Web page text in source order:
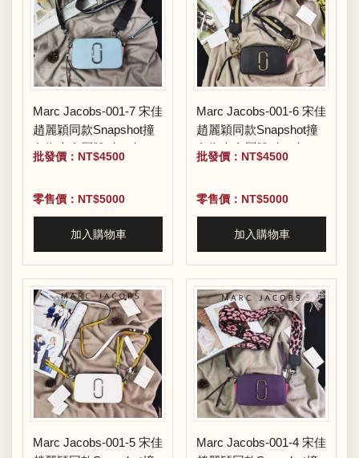
Marc Jacobs-001-7 宋佳
趙麗穎同款Snapshot撞
色復古金屬雙J扣D扣全
新電鍍Logo相機包
批發價：NT$4500
零售價：NT$5000
加入購物車
Marc Jacobs-001-6 宋佳
趙麗穎同款Snapshot撞
色復古金屬雙J扣D扣全
新電鍍Logo相機包
批發價：NT$4500
零售價：NT$5000
加入購物車
Marc Jacobs-001-5 宋佳
Marc Jacobs-001-4 宋佳